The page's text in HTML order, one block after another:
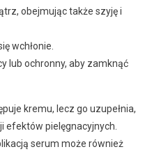
obejmując także szyję i
wchłonie.
lub ochronny, aby zamknąć
kremu, lecz go uzupełnia,
efektów pielęgnacyjnych.
serum może również